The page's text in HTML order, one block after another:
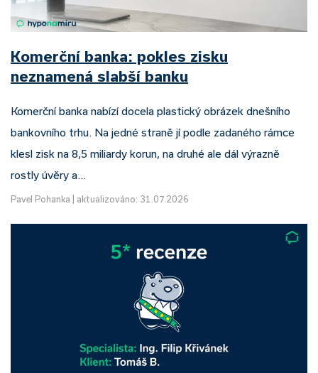
Komerční banka: pokles zisku
neznamená slabší banku
Komerční banka nabízí docela plastický obrázek dnešního
bankovního trhu. Na jedné straně jí podle zadaného rámce
klesl zisk na 8,5 miliardy korun, na druhé ale dál výrazně
rostly úvěry a…
Pavel Pohanka aktualizováno: 31.07.2026